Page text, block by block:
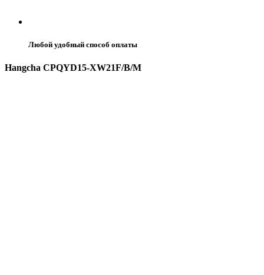
Любой удобный способ оплаты
Hangcha CPQYD15-XW21F/B/M